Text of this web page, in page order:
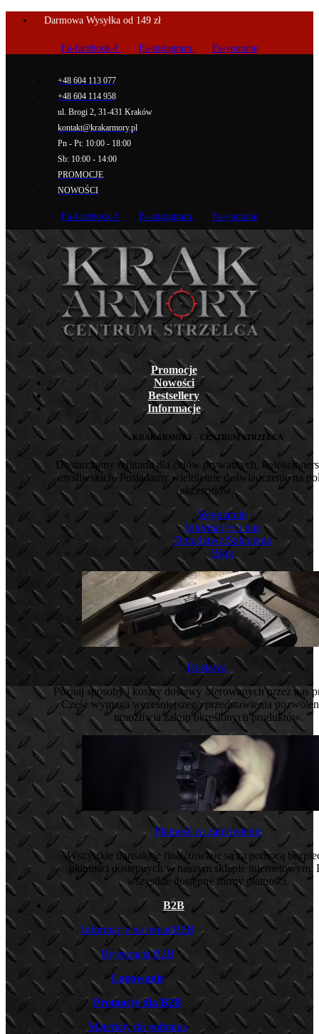
Darmowa Wysyłka od 149 zł
Fa-facebook-f Fa-instagram Fa-youtube
+48 604 113 077
+48 604 114 958
ul. Brogi 2, 31-431 Kraków
kontakt@krakarmory.pl
Pn - Pt: 10:00 - 18:00
Sb: 10:00 - 14:00
PROMOCJE
NOWOŚCI
Fa-facebook-f Fa-instagram Fa-youtube
Promocje
Nowości
Bestsellery
Informacje
KRAKARMORY - CENTRUM STRZELCA
Dostarczamy militaria dla celów prywatnych,
myśliwskich. Posiadamy wieloletnie doświadczenie na
akcesoriów.
Regulamin
Informacje o nas
Doradztwo/Szkolenia
Blog
Dostawa
Poznaj sposoby i koszty dostawy oferowanych przez nas
Część wymaga wcześniejszego przedstawienia
umożliwia zakup określonych produktów.
Płatność za zamówienie
Wszystkie transakcje finalizowane są za pomocą
płatności dostępnych w naszym sklepie internetowym.
wszystkie dostępne formy płatności.
B2B
Informacje na temat B2B
Rejestracja B2B
Logowanie
Promocje dla B2B
Materiały do pobrania